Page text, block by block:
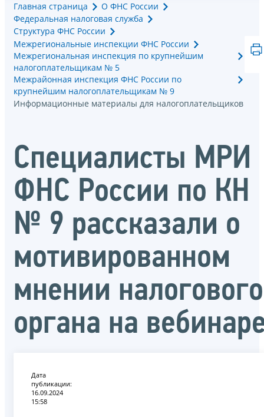
Главная страница
О ФНС России
Федеральная налоговая служба
Структура ФНС России
Межрегиональные инспекции ФНС России
Межрегиональная инспекция по крупнейшим
налогоплательщикам № 5
Межрайонная инспекция ФНС России по
крупнейшим налогоплательщикам № 9
Информационные материалы для налогоплательщиков
Специалисты МРИ
ФНС России по КН
№ 9 рассказали о
мотивированном
мнении налогового
органа на
Дата
публикации:
16.09.2024
15:58